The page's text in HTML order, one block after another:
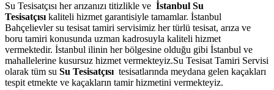
Su Tesisatçısı her arızanızı titizlikle ve İstanbul Su
Tesisatçısı kaliteli hizmet garantisiyle tamamlar. İstanbul
Bahçelievler su tesisat tamiri servisimiz her türlü tesisat, arıza ve
boru tamiri konusunda uzman kadrosuyla kaliteli hizmet
vermektedir. İstanbul ilinin her bölgesine olduğu gibi İstanbul ve
mahallelerine kusursuz hizmet vermekteyiz.Su Tesisat Tamiri Servisi
olarak tüm su Su Tesisatçısı tesisatlarında meydana gelen kaçakları
tespit etmekte ve kaçakların tamir hizmetini vermekteyiz.